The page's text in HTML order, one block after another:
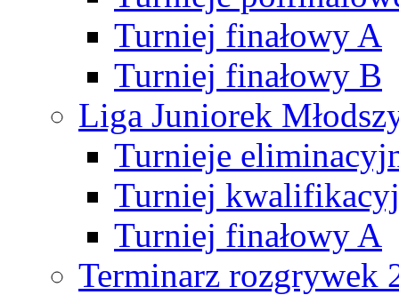
Turniej finałowy A
Turniej finałowy B
Liga Juniorek
Turnieje
Turniej
Turniej finałowy A
Terminarz rozgrywek